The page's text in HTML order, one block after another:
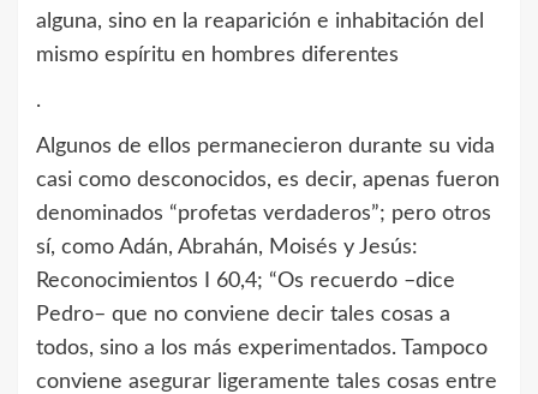
alguna, sino en la reaparición e inhabitación del
mismo espíritu en hombres diferentes
.
Algunos de ellos permanecieron durante su vida
casi como desconocidos, es decir, apenas fueron
denominados “profetas verdaderos”; pero otros
sí, como Adán, Abrahán, Moisés y Jesús:
Reconocimientos I 60,4; “Os recuerdo –dice
Pedro– que no conviene decir tales cosas a
todos, sino a los más experimentados. Tampoco
conviene asegurar ligeramente tales cosas entre